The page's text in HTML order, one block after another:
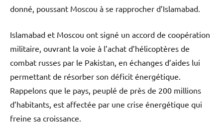
donné, poussant Moscou à se rapprocher d’Islamabad.
Islamabad et Moscou ont signé un accord de coopération
militaire, ouvrant la voie à l’achat d’hélicoptères de
combat russes par le Pakistan, en échanges d’aides lui
permettant de résorber son déficit énergétique.
Rappelons que le pays, peuplé de près de 200 millions
d’habitants, est affectée par une crise énergétique qui
freine sa croissance.